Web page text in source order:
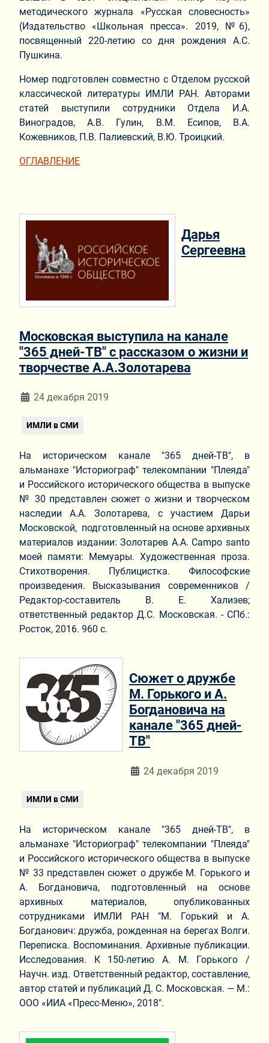
методического журнала «Русская словесность»
(Издательство «Школьная пресса». 2019, №6),
посвященный 220-летию со дня рождения А.С.
Пушкина.
Номер подготовлен совместно с Отделом русской
классической литературы ИМЛИ РАН. Авторами
статей выступили сотрудники Отдела И.А.
Виноградов, А.В. Гулин, В.М. Есипов, В.А.
Кожевников, П.В. Палиевский, В.Ю. Троицкий.
ОГЛАВЛЕНИЕ
Дарья
Сергеевна
Московская выступила на канале
"365 дней-ТВ" с рассказом о жизни и
творчестве А.А.Золотарева
Информация о материале
24 декабря 2019
ИМЛИ в СМИ
На историческом канале "365 дней-ТВ", в
альманахе "Историограф" телекомпании "Плеяда"
и Российского исторического общества в выпуске
№ 30 представлен сюжет о жизни и творческом
наследии А.А. Золотарева, с участием Дарьи
Московской, подготовленный на основе архивных
материалов издании: Золотарев А.А. Campo santo
моей памяти: Мемуары. Художественная проза.
Стихотворения. Публицистка. Философские
произведения. Высказывания современников /
Редактор-составитель В. Е. Хализев;
ответственный редактор Д.С. Московская. - СПб.:
Росток, 2016. 960 с.
Cюжет о дружбе
М. Горького и А.
Богдановича на
канале "365 дней-
ТВ"
Информация о материале
24 декабря 2019
ИМЛИ в СМИ
На историческом канале "365 дней-ТВ", в
альманахе "Историограф" телекомпании "Плеяда"
и Российского исторического общества в выпуске
№ 33 представлен сюжет о дружбе М. Горького и
А. Богдановича, подготовленный на основе
архивных материалов, опубликованных
сотрудниками ИМЛИ РАН "М. Горький и А.
Богданович: дружба, рожденная на берегах Волги.
Переписка. Воспоминания. Архивные публикации.
Исследования. К 150-летию А. М. Горького /
Научн. изд. Ответственный редактор, составление,
автор статей и публикаций Д. С. Московская. — М.:
ООО «ИИА «Пресс-Меню», 2018".